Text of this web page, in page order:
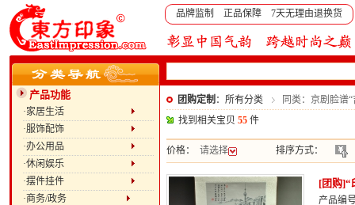
品牌监制 正品保障 7天无理由退换货
产品功能
·家居生活
·服饰配饰
·办公用品
·休闲娱乐
·摆件挂件
·商务/政务
团购定制 ：所有分类
同类：京剧脸谱
找到相关宝贝 55 件
价格： 请选择 排序方式：
[团购]“
产品编